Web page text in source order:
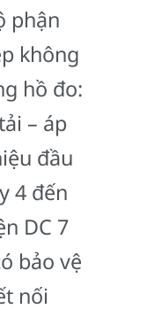
phận
không
hồ đo:
– áp
đầu
4 đến
DC 7
bảo vệ
nối